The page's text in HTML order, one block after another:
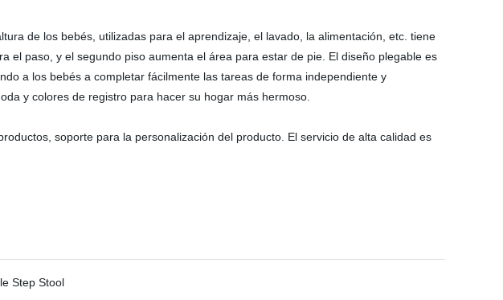
de los bebés, utilizadas para el aprendizaje, el lavado, la alimentación, etc. tiene
el paso, y el segundo piso aumenta el área para estar de pie. El diseño plegable es
a los bebés a completar fácilmente las tareas de forma independiente y
y colores de registro para hacer su hogar más hermoso.
soporte para la personalización del producto. El servicio de alta calidad es